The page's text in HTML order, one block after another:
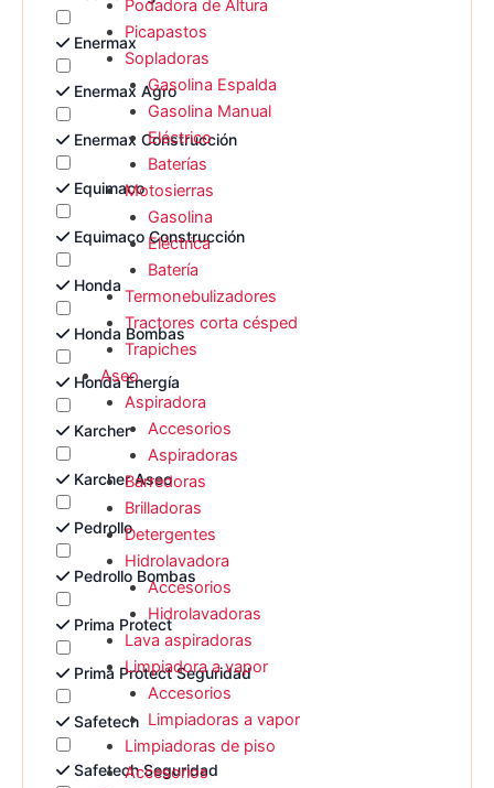
Enermax
Enermax Agro
Enermax Construcción
Equimaco
Equimaco Construcción
Honda
Honda Bombas
Honda Energía
Karcher
Karcher Aseo
Pedrollo
Pedrollo Bombas
Prima Protect
Prima Protect Seguridad
Safetech
Safetech Seguridad
Podadora de Altura
Picapastos
Sopladoras
Gasolina Espalda
Gasolina Manual
Eléctrico
Baterías
Motosierras
Gasolina
Eléctrica
Batería
Termonebulizadores
Tractores corta césped
Trapiches
Aseo
Aspiradora
Accesorios
Aspiradoras
Barredoras
Brilladoras
Detergentes
Hidrolavadora
Accesorios
Hidrolavadoras
Lava aspiradoras
Limpiadora a vapor
Accesorios
Limpiadoras a vapor
Limpiadoras de piso
Accesorios